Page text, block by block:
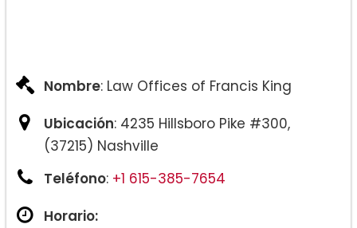
Nombre: Law Offices of Francis King
Ubicación: 4235 Hillsboro Pike #300,
(37215) Nashville
Teléfono: +1 615-385-7654
Horario: